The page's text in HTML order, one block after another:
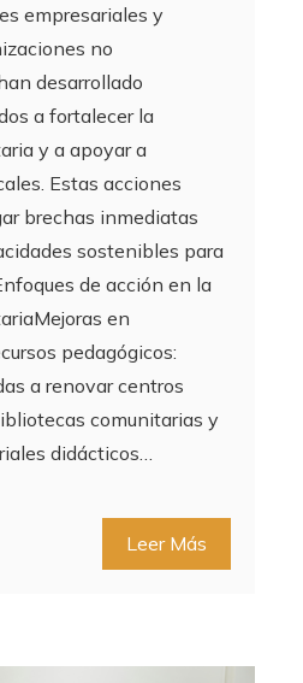
empresariales y
no
desarrollado
a fortalecer la
y a apoyar a
Estas acciones
brechas inmediatas
sostenibles para
de acción en la
en
pedagógicos:
a renovar centros
comunitarias y
didácticos…
Leer Más